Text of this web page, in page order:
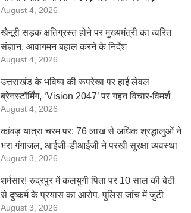
August 4, 2026
खैनूरी सड़क क्षतिग्रस्त होने पर मुख्यमंत्री का त्वरित
संज्ञान, आवागमन बहाल करने के निर्देश
August 4, 2026
उत्तराखंड के भविष्य की रूपरेखा पर हाई लेवल
ब्रेनस्टॉर्मिंग, ‘Vision 2047’ पर गहन विचार-विमर्श
August 4, 2026
कांवड़ यात्रा चरम पर: 76 लाख से अधिक श्रद्धालुओं ने
भरा गंगाजल, आईजी-डीआईजी ने परखी सुरक्षा व्यवस्था
August 3, 2026
शर्मसार! रुद्रपुर में कलयुगी पिता पर 10 साल की बेटी
से दुष्कर्म के प्रयास का आरोप, पुलिस जांच में जुटी
August 3, 2026